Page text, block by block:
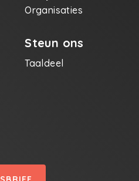
Organisaties
Steun ons
Taaldeel